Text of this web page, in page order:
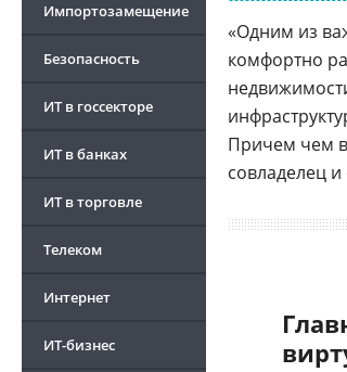
Импортозамещение
Безопасность
ИТ в госсекторе
ИТ в банках
ИТ в торговле
Телеком
Интернет
ИТ-бизнес
«Одним из
комфортно
Причем чем
совладелец